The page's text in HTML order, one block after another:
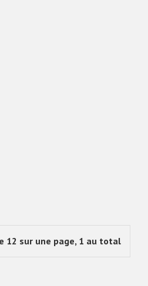
12 sur une page, 1 au total